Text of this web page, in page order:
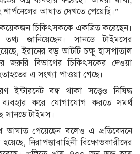
আঘাত দেখতে পেয়েছি।”
চিকিৎসককে একত্রিত করেছেন।
জানিয়েছেন। সানডে টাইমসের
ইরানের বড় আটটি চক্ষু হাসপাতাল
জরুরি বিভাগের চিকিৎসকের দেওয়া
এ সংখ্যা পাওয়া গেছে।
ইন্টারনেট বন্ধ থাকা সত্ত্বেও নিষিদ্ধ
ব্যবহার করে যোগাযোগ করতে সমর্থ
সানডে টাইমস।
পেয়েছেন বলেও এ প্রতিবেদনে
নিরাপত্তাবাহিনী বিক্ষোভকারীদের